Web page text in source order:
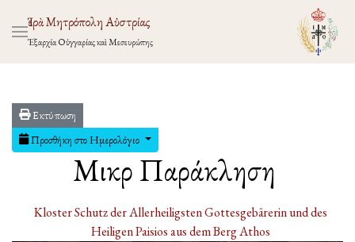
Ἱερὰ Μητρόπολη Αὐστρίας
Ἐξαρχία Οὑγγαρίας καὶ Μεσευρώπης
Εκτύπωση
Προσθήκη στο Ημερολόγιο
Μικρὰ Παράκληση
Kloster Schutz der Allerheiligsten Gottesgebärerin und des
Heiligen Paisios aus dem Berg Athos